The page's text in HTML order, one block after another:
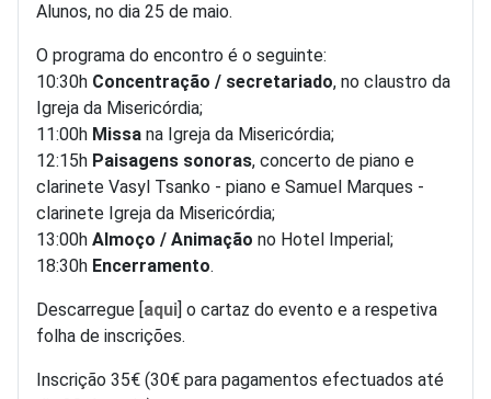
Alunos, no dia 25 de maio.
O programa do encontro é o seguinte:
10:30h Concentração / secretariado, no claustro da
Igreja da Misericórdia;
11:00h Missa na Igreja da Misericórdia;
12:15h Paisagens sonoras, concerto de piano e
clarinete Vasyl Tsanko - piano e Samuel Marques -
clarinete Igreja da Misericórdia;
13:00h Almoço / Animação no Hotel Imperial;
18:30h Encerramento.
Descarregue [ aqui ] o cartaz do evento e a respetiva
folha de inscrições.
Inscrição 35€ (30€ para pagamentos efectuados até